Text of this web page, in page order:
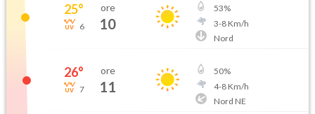
25°
6
ore
10
53%
3-8Km/h
Nord
26°
7
ore
11
50%
4-8Km/h
Nord NE